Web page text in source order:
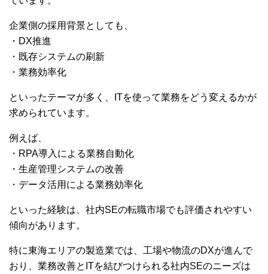
企業側の採用背景としても、
・DX推進
・既存システムの刷新
・業務効率化
といったテーマが多く、ITを使って業務をどう変えるかが
求められています。
例えば、
・RPA導入による業務自動化
・生産管理システムの改善
・データ活用による業務効率化
といった経験は、社内SEの転職市場でも評価されやすい
傾向があります。
特に東海エリアの製造業では、工場や物流のDXが進んで
おり、業務改善とITを結びつけられる社内SEのニーズは